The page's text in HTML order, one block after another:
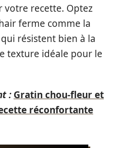
votre recette. Optez
ferme comme la
résistent bien à la
texture idéale pour le
: Gratin chou-fleur et
réconfortante